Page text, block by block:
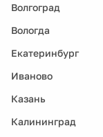
Волгоград
Вологда
Екатеринбург
Иваново
Казань
Калининград